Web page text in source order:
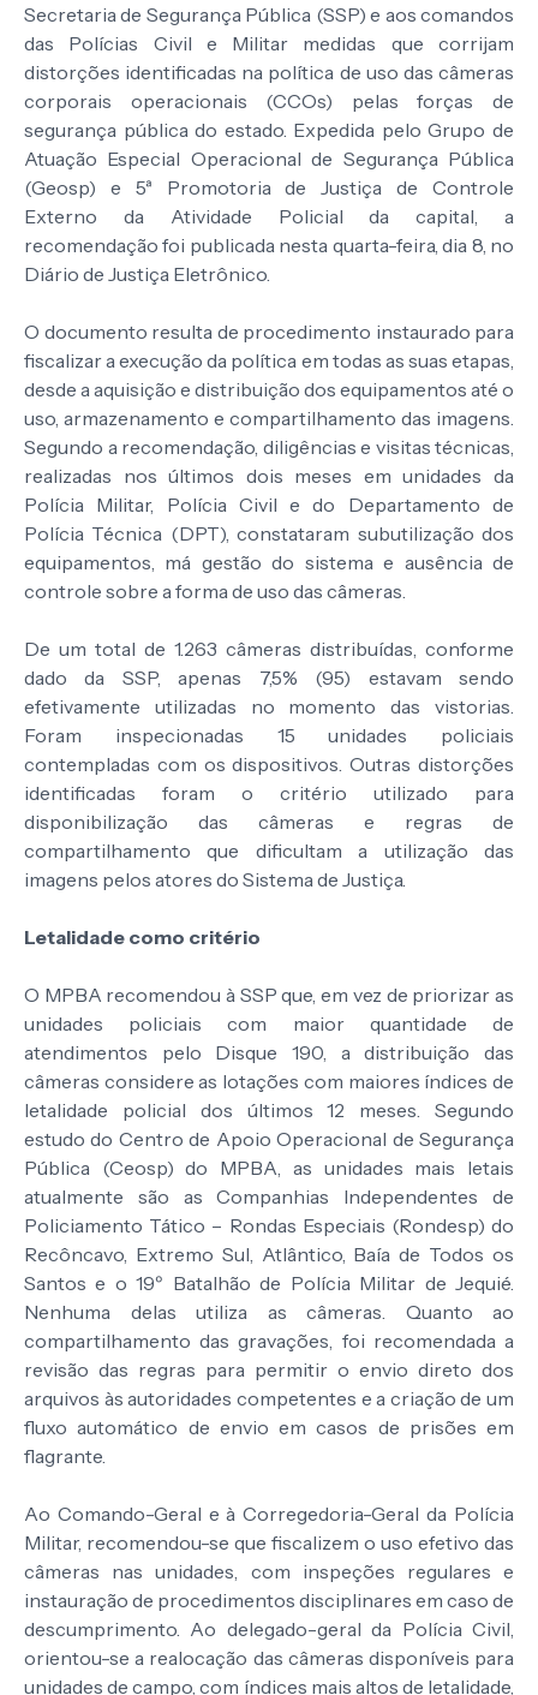
Secretaria de Segurança Pública (SSP) e aos comandos
das Polícias Civil e Militar medidas que corrijam
distorções identificadas na política de uso das câmeras
corporais operacionais (CCOs) pelas forças de
segurança pública do estado. Expedida pelo Grupo de
Atuação Especial Operacional de Segurança Pública
(Geosp) e 5ª Promotoria de Justiça de Controle
Externo da Atividade Policial da capital, a
recomendação foi publicada nesta quarta-feira, dia 8, no
Diário de Justiça Eletrônico.
O documento resulta de procedimento instaurado para
fiscalizar a execução da política em todas as suas etapas,
desde a aquisição e distribuição dos equipamentos até o
uso, armazenamento e compartilhamento das imagens.
Segundo a recomendação, diligências e visitas técnicas,
realizadas nos últimos dois meses em unidades da
Polícia Militar, Polícia Civil e do Departamento de
Polícia Técnica (DPT), constataram subutilização dos
equipamentos, má gestão do sistema e ausência de
controle sobre a forma de uso das câmeras.
De um total de 1.263 câmeras distribuídas, conforme
dado da SSP, apenas 7,5% (95) estavam sendo
efetivamente utilizadas no momento das vistorias.
Foram inspecionadas 15 unidades policiais
contempladas com os dispositivos. Outras distorções
identificadas foram o critério utilizado para
disponibilização das câmeras e regras de
compartilhamento que dificultam a utilização das
imagens pelos atores do Sistema de Justiça.
Letalidade como critério
O MPBA recomendou à SSP que, em vez de priorizar as
unidades policiais com maior quantidade de
atendimentos pelo Disque 190, a distribuição das
câmeras considere as lotações com maiores índices de
letalidade policial dos últimos 12 meses. Segundo
estudo do Centro de Apoio Operacional de Segurança
Pública (Ceosp) do MPBA, as unidades mais letais
atualmente são as Companhias Independentes de
Policiamento Tático – Rondas Especiais (Rondesp) do
Recôncavo, Extremo Sul, Atlântico, Baía de Todos os
Santos e o 19º Batalhão de Polícia Militar de Jequié.
Nenhuma delas utiliza as câmeras. Quanto ao
compartilhamento das gravações, foi recomendada a
revisão das regras para permitir o envio direto dos
arquivos às autoridades competentes e a criação de um
fluxo automático de envio em casos de prisões em
flagrante.
Ao Comando-Geral e à Corregedoria-Geral da Polícia
Militar, recomendou-se que fiscalizem o uso efetivo das
câmeras nas unidades, com inspeções regulares e
instauração de procedimentos disciplinares em caso de
descumprimento. Ao delegado-geral da Polícia Civil,
orientou-se a realocação das câmeras disponíveis para
unidades de campo, com índices mais altos de letalidade,